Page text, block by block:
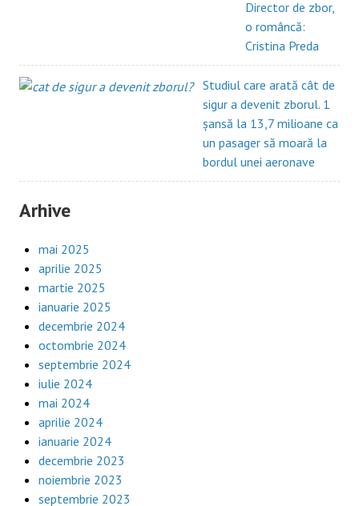
Director de zbor,
o româncă:
Cristina Preda
Studiul care arată cât de
sigur a devenit zborul. 1
șansă la 13,7 milioane ca
un pasager să moară la
bordul unei aeronave
Arhive
mai 2025
aprilie 2025
martie 2025
ianuarie 2025
decembrie 2024
octombrie 2024
septembrie 2024
iulie 2024
mai 2024
aprilie 2024
ianuarie 2024
decembrie 2023
noiembrie 2023
septembrie 2023